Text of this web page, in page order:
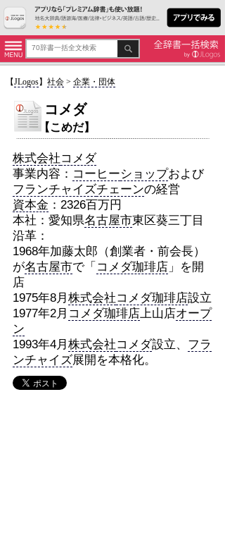
【JLogos】 社会> 企業・団体
コメダ
【こめだ】
株式会社コメダ
事業内容： コーヒーショップおよび
フランチャイズチェーンの経営
資本金 ：2326百万円
本社：愛知県名古屋市東区葵三丁目
沿革：
1968年加藤太郎（創業者・前会長）
が名古屋市で「 コメダ珈琲店」を開
店
1975年8月 株式会社コメダ珈琲店設立
1977年2月 コメダ珈琲店上山店オープ
ン
1993年4月 株式会社コメダ設立、 フラ
ンチャイズ展開を本格化。